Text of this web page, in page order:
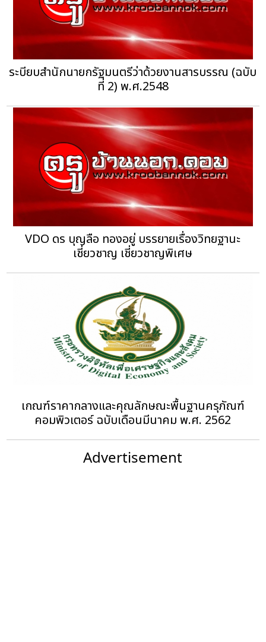
ระบียบสำนักนายกรัฐมนตรีว่าด้วยงานสารบรรณ (ฉบับ
ที่ 2) พ.ศ.2548
VDO ดร บุญลือ ทองอยู่ บรรยายเรื่องวิทยฐานะ
เชี่ยวชาญ เชี่ยวชาญพิเศษ
เกณฑ์ราคากลางและคุณลักษณะพื้นฐานครุภัณฑ์
คอมพิวเตอร์ ฉบับเดือนมีนาคม พ.ศ. 2562
Advertisement